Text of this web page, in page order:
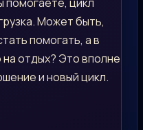
Может быть,
помогать, а в
отдых? Это вполне
и новый цикл.